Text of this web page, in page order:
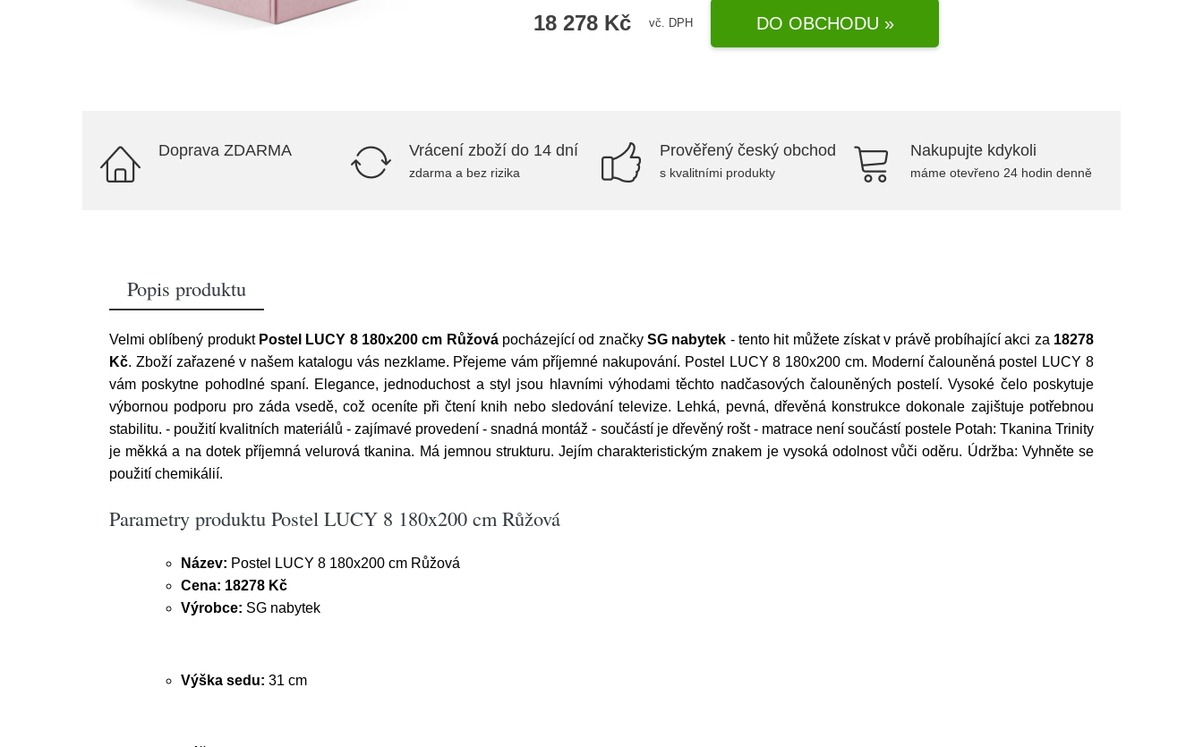
18 278 Kč vč. DPH DO OBCHODU »
Doprava ZDARMA Vrácení zboží do 14 dní
zdarma a bez rizika
Prověřený český obchod
s kvalitními produkty
Nakupujte kdykoli
máme otevřeno 24 hodin denně
Popis produktu
Velmi oblíbený produkt Postel LUCY 8 180x200 cm Růžovápocházející od značkySG nabytek - tento hit můžete získat v právě probíhající akci za 18278
Kč. Zboží zařazené v našem katalogu vás nezklame. Přejeme vám příjemné nakupování. Postel LUCY 8 180x200 cm. Moderní čalouněná postel LUCY 8
vám poskytne pohodlné spaní. Elegance, jednoduchost a styl jsou hlavními výhodami těchto nadčasových čalouněných postelí. Vysoké čelo poskytuje
výbornou podporu pro záda vsedě, což oceníte při čtení knih nebo sledování televize. Lehká, pevná, dřevěná konstrukce dokonale zajištuje potřebnou
stabilitu. - použití kvalitních materiálů - zajímavé provedení - snadná montáž - součástí je dřevěný rošt - matrace není součástí postele Potah: Tkanina Trinity
je měkká a na dotek příjemná velurová tkanina. Má jemnou strukturu. Jejím charakteristickým znakem je vysoká odolnost vůči oděru. Údržba: Vyhněte se
použití chemikálií.
Parametry produktu Postel LUCY 8 180x200 cm Růžová
Název: Postel LUCY 8 180x200 cm Růžová
Cena: 18278 Kč
Výrobce: SG nabytek
Výška sedu: 31 cm